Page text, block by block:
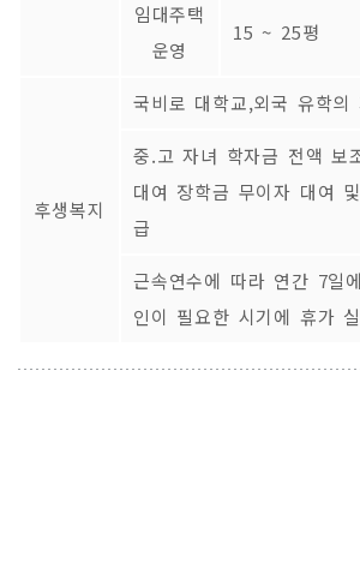
임대주택
운영
15 ~ 25평
후생복지
국비로 대학교,외국 유학의
중.고 자녀 학자금 전액 보
대여 장학금 무이자 대여
급
근속연수에 따라 연간 7일
인이 필요한 시기에 휴가